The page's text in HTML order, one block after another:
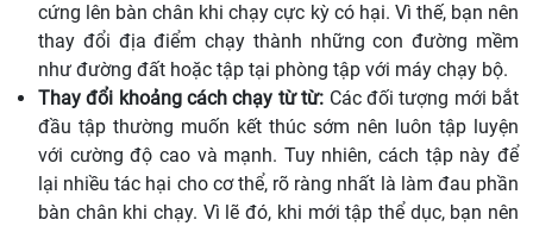
cứng lên bàn chân khi chạy cực kỳ có hại. Vì thế, bạn nên
thay đổi địa điểm chạy thành những con đường mềm
như đường đất hoặc tập tại phòng tập với máy chạy bộ.
Thay đổi khoảng cách chạy từ từ: Các đối tượng mới bắt
đầu tập thường muốn kết thúc sớm nên luôn tập luyện
với cường độ cao và mạnh. Tuy nhiên, cách tập này để
lại nhiều tác hại cho cơ thể, rõ ràng nhất là làm đau phần
bàn chân khi chạy. Vì lẽ đó, khi mới tập thể dục, bạn nên